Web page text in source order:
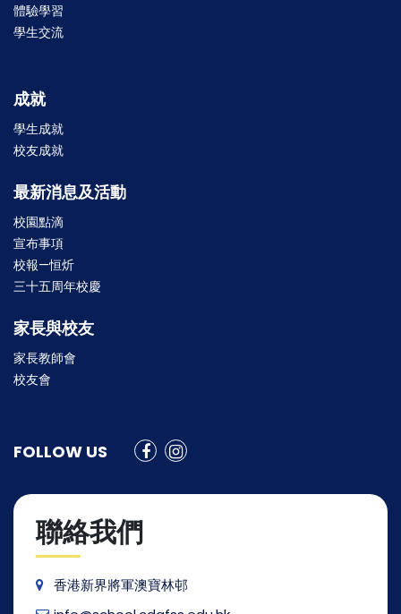
體驗學習
學生交流
成就
學生成就
校友成就
最新消息及活動
校園點滴
宣布事項
校報—恒炘
三十五周年校慶
家長與校友
家長教師會
校友會
FOLLOW US
聯絡我們
香港新界將軍澳寶林邨